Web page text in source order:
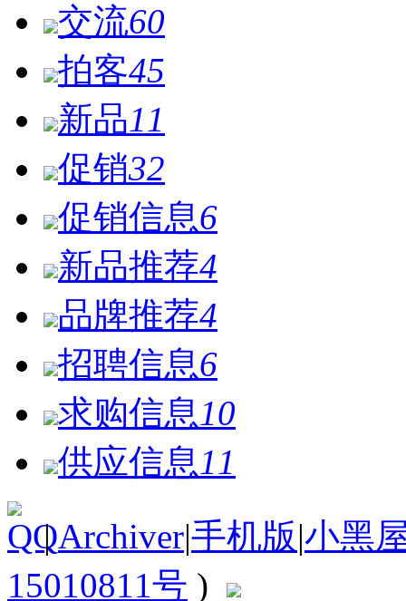
交流60
拍客45
新品11
促销32
促销信息6
新品推荐4
品牌推荐4
招聘信息6
求购信息 10
供应信息 11
| Archiver|手机版|小黑
15010811号 )